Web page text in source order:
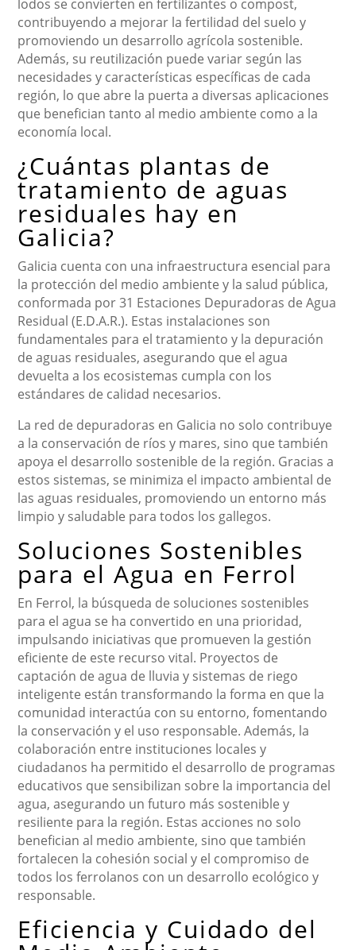
lodos se convierten en fertilizantes o compost,
contribuyendo a mejorar la fertilidad del suelo y
promoviendo un desarrollo agrícola sostenible.
Además, su reutilización puede variar según las
necesidades y características específicas de cada
región, lo que abre la puerta a diversas aplicaciones
que benefician tanto al medio ambiente como a la
economía local.
¿Cuántas plantas de
tratamiento de aguas
residuales hay en
Galicia?
Galicia cuenta con una infraestructura esencial para
la protección del medio ambiente y la salud pública,
conformada por 31 Estaciones Depuradoras de Agua
Residual (E.D.A.R.). Estas instalaciones son
fundamentales para el tratamiento y la depuración
de aguas residuales, asegurando que el agua
devuelta a los ecosistemas cumpla con los
estándares de calidad necesarios.
La red de depuradoras en Galicia no solo contribuye
a la conservación de ríos y mares, sino que también
apoya el desarrollo sostenible de la región. Gracias a
estos sistemas, se minimiza el impacto ambiental de
las aguas residuales, promoviendo un entorno más
limpio y saludable para todos los gallegos.
Soluciones Sostenibles
para el Agua en Ferrol
En Ferrol, la búsqueda de soluciones sostenibles
para el agua se ha convertido en una prioridad,
impulsando iniciativas que promueven la gestión
eficiente de este recurso vital. Proyectos de
captación de agua de lluvia y sistemas de riego
inteligente están transformando la forma en que la
comunidad interactúa con su entorno, fomentando
la conservación y el uso responsable. Además, la
colaboración entre instituciones locales y
ciudadanos ha permitido el desarrollo de programas
educativos que sensibilizan sobre la importancia del
agua, asegurando un futuro más sostenible y
resiliente para la región. Estas acciones no solo
benefician al medio ambiente, sino que también
fortalecen la cohesión social y el compromiso de
todos los ferrolanos con un desarrollo ecológico y
responsable.
Eficiencia y Cuidado del